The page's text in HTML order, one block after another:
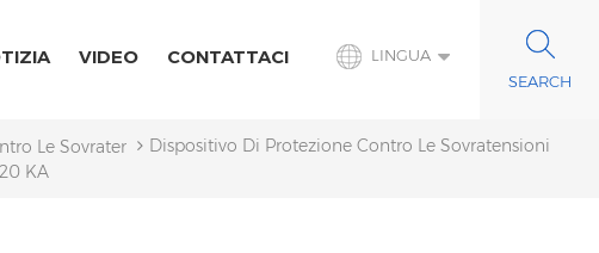
LINGUA
VIDEO CONTATTACI
Le Sovratensioni CCDispositivo Di Protezione Contro Le Sovratensioni
KA